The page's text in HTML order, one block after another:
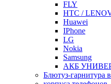
FLY
HTC /
Huawei
IPhone
LG
Nokia
Samsung
АКБ
Блютуз-гарнитура